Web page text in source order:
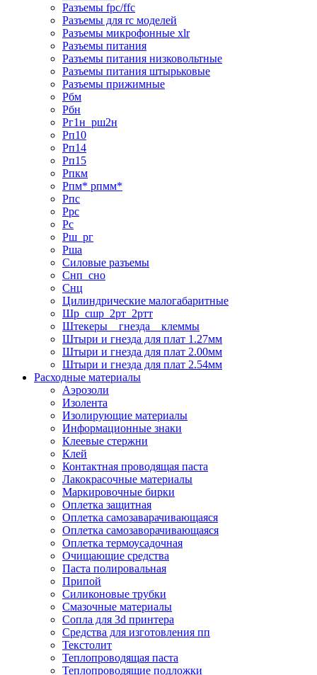
Разъемы fpc/ffc
Разъемы для rc моделей
Разъемы микрофонные xlr
Разъемы питания
Разъемы питания низковольтные
Разъемы питания штырьковые
Разъемы прижимные
Рбм
Рбн
Рг1н_рш2н
Рп10
Рп14
Рп15
Рпкм
Рпм* рпмм*
Рпс
Ррс
Рс
Рш_рг
Рша
Силовые разъемы
Снп_сно
Снц
Цилиндрические малогабаритные
Шр_сшр_2рт_2ртт
Штекеры _ гнезда _ клеммы
Штыри и гнезда для плат 1.27мм
Штыри и гнезда для плат 2.00мм
Штыри и гнезда для плат 2.54мм
Расходные материалы
Аэрозоли
Изолента
Изолирующие материалы
Информационные знаки
Клеевые стержни
Клей
Контактная проводящая паста
Лакокрасочные материалы
Маркировочные бирки
Оплетка защитная
Оплетка самозаварачивающаяся
Оплетка самозаворачивающаяся
Оплетка термоусадочная
Очищающие средства
Паста полировальная
Припой
Силиконовые трубки
Смазочные материалы
Сопла для 3d принтера
Средства для изготовления пп
Текстолит
Теплопроводящая паста
Теплопроводящие подложки